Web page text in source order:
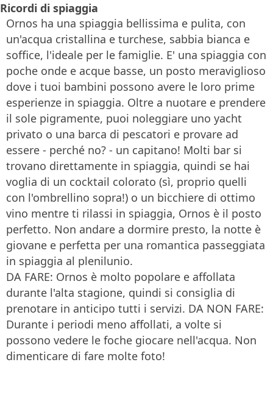
Ricordi di spiaggia
Ornos ha una spiaggia bellissima e pulita, con
un'acqua cristallina e turchese, sabbia bianca e
soffice, l'ideale per le famiglie. E' una spiaggia con
poche onde e acque basse, un posto meraviglioso
dove i tuoi bambini possono avere le loro prime
esperienze in spiaggia. Oltre a nuotare e prendere
il sole pigramente, puoi noleggiare uno yacht
privato o una barca di pescatori e provare ad
essere - perché no? - un capitano! Molti bar si
trovano direttamente in spiaggia, quindi se hai
voglia di un cocktail colorato (sì, proprio quelli
con l'ombrellino sopra!) o un bicchiere di ottimo
vino mentre ti rilassi in spiaggia, Ornos è il posto
perfetto. Non andare a dormire presto, la notte è
giovane e perfetta per una romantica passeggiata
in spiaggia al plenilunio.
DA FARE: Ornos è molto popolare e affollata
durante l'alta stagione, quindi si consiglia di
prenotare in anticipo tutti i servizi. DA NON FARE:
Durante i periodi meno affollati, a volte si
possono vedere le foche giocare nell'acqua. Non
dimenticare di fare molte foto!